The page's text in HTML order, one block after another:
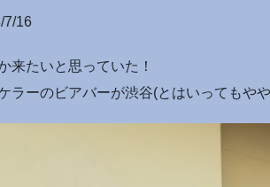
7/16
来たいと思っていた！
ラーのビアバーが渋谷(とはいってもや